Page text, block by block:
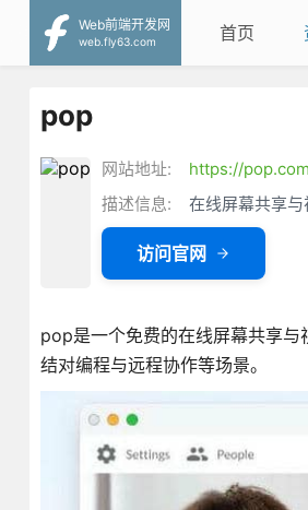
Web前端开发网
web.fly63.com
首页
pop
网站地址:
https://
描述信息:
在线屏幕共享
访问官网
pop是一个免费的在线屏幕共享
结对编程与远程协作等场景。